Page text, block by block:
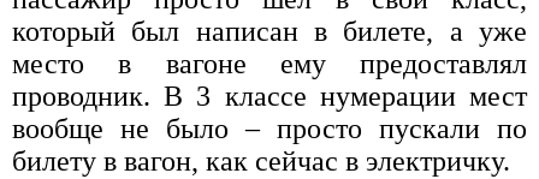
который был написан в билете, а уже
место в вагоне ему предоставлял
проводник. В 3 классе нумерации мест
вообще не было – просто пускали по
билету в вагон, как сейчас в электричку.